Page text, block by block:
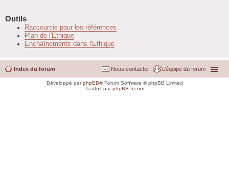
Outils
Raccourcis pour les références
Plan de l'Éthique
Enchaînements dans l'Ethique
Index du forum L’équipe du forum
Nous contacter
Développé parphpBB® Forum Software © phpBB Limited
Traduit parphpBB-fr.com